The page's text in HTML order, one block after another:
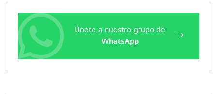
Únete a nuestro grupo de
WhatsApp